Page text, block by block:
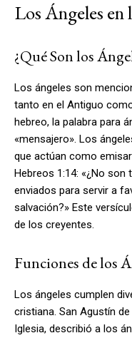
Los Ángeles
¿Qué Son los
Los ángeles son
tanto en el Antiguo
hebreo, la palabra para
«mensajero». Los
que actúan como
Hebreos 1:14: «¿No
enviados para servir a
salvación?» Este
de los creyentes.
Funciones de los
Los ángeles cumplen
cristiana. San Agustín
Iglesia, describió a los